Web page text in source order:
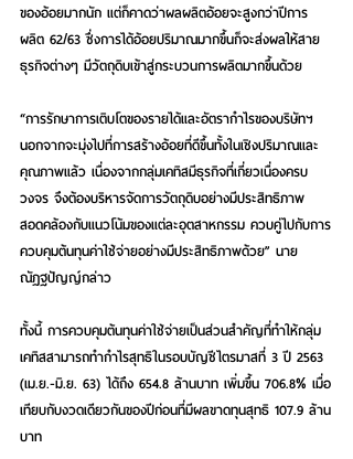
ของอ้อยมากนัก แต่ก็คาดว่าผลผลิตอ้อยจะสูงกว่าปีการ
ผลิต 62/63 ซึ่งการได้อ้อยปริมาณมากขึ้นก็จะส่งผลให้สาย
ธุรกิจต่างๆ มีวัตถุดิบเข้าสู่กระบวนการผลิตมากขึ้นด้วย
“การรักษาการเติบโตของรายได้และอัตรากำไรของบริษัทฯ
นอกจากจะมุ่งไปที่การสร้างอ้อยที่ดีขึ้นทั้งในเชิงปริมาณและ
คุณภาพแล้ว เนื่องจากกลุ่มเคทิสมีธุรกิจที่เกี่ยวเนื่องครบ
วงจร จึงต้องบริหารจัดการวัตถุดิบอย่างมีประสิทธิภาพ
สอดคล้องกับแนวโน้มของแต่ละอุตสาหกรรม ควบคู่ไปกับการ
ควบคุมต้นทุนค่าใช้จ่ายอย่างมีประสิทธิภาพด้วย” นาย
ณัฎฐปัญญ์กล่าว
ทั้งนี้ การควบคุมต้นทุนค่าใช้จ่ายเป็นส่วนสำคัญที่ทำให้กลุ่ม
เคทิสสามารถทำกำไรสุทธิในรอบบัญชีไตรมาสที่ 3 ปี 2563
(เม.ย.-มิ.ย. 63) ได้ถึง 654.8 ล้านบาท เพิ่มขึ้น 706.8% เมื่อ
เทียบกับงวดเดียวกันของปีก่อนที่มีผลขาดทุนสุทธิ 107.9 ล้าน
บาท